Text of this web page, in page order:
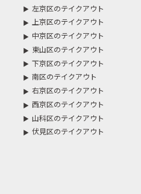
左京区のテイクアウト
上京区のテイクアウト
中京区のテイクアウト
東山区のテイクアウト
下京区のテイクアウト
南区のテイクアウト
右京区のテイクアウト
西京区のテイクアウト
山科区のテイクアウト
伏見区のテイクアウト